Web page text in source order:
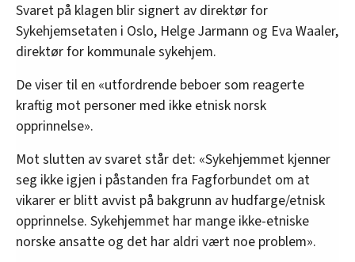
Svaret på klagen blir signert av direktør for
Sykehjemsetaten i Oslo, Helge Jarmann og Eva Waaler,
direktør for kommunale sykehjem.
De viser til en «utfordrende beboer som reagerte
kraftig mot personer med ikke etnisk norsk
opprinnelse».
Mot slutten av svaret står det: «Sykehjemmet kjenner
seg ikke igjen i påstanden fra Fagforbundet om at
vikarer er blitt avvist på bakgrunn av hudfarge/etnisk
opprinnelse. Sykehjemmet har mange ikke-etniske
norske ansatte og det har aldri vært noe problem».